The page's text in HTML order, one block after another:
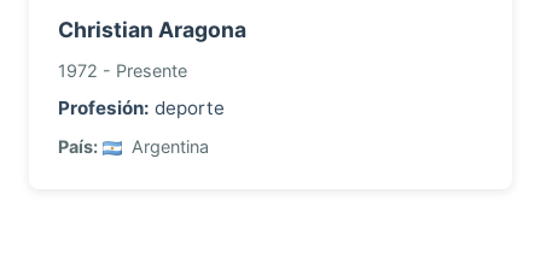
Christian Aragona
1972 - Presente
Profesión: deporte
País: Argentina